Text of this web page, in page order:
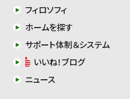
フィロソフィ
ホームを探す
サポート体制＆システム
いいね！ブログ
ニュース